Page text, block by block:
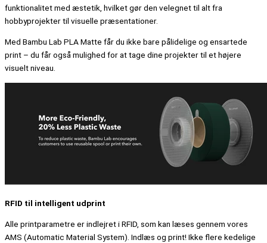
funktionalitet med æstetik, hvilket gør den velegnet til alt fra
hobbyprojekter til visuelle præsentationer.
Med Bambu Lab PLA Matte får du ikke bare pålidelige og ensartede
print – du får også mulighed for at tage dine projekter til et højere
visuelt niveau.
RFID til intelligent udprint
Alle printparametre er indlejret i RFID, som kan læses gennem vores
AMS (Automatic Material System). Indlæs og print! Ikke flere kedelige